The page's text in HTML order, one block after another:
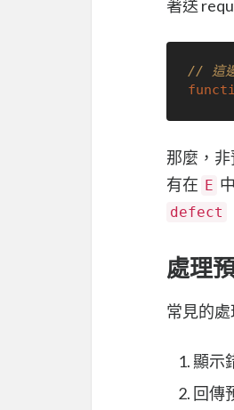
著送
// 這邊
那麼，
有在 E
defect
處理
常見的
顯示
回傳